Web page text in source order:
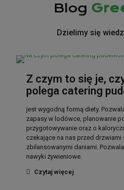
Blog
Dzielimy się
Z czym to się je,
polega catering
jest wygodną formą diety.
zapasy w lodówce, planowanie
przygotowywanie oraz o
czekające na nas przed drzwiami
zbilansowanymi daniami.
nawyki żywieniowe.
Czytaj więcej